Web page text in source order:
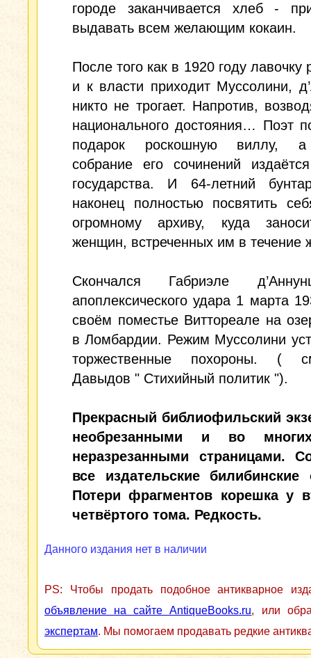
городе заканчивается хлеб -
выдавать всем желающим кокаин.
После того как в 1920 году лавочку
и к власти приходит Муссолини,
никто не трогает. Напротив,
национального достояния… Поэт
подарок роскошную виллу,
собрание его сочинений
государства. И 64-летний
наконец полностью посвятить
огромному архиву, куда
женщин, встреченных им в течение
Скончался Габриэле
апоплексического удара 1 марта
своём поместье Виттореале на
в Ломбардии. Режим Муссолини
торжественные похороны. (
Давыдов " Стихийный политик ").
Прекрасный библиофильский
необрезанными и во
неразрезанными страницами.
все издательские билибинские
Потери фрагментов корешка у
четвёртого тома. Редкость.
Данного издания нет в наличии
PS: Чтобы продать подобное антикварное
объявление на сайте AntiqueBooks.ru, или
экспертам. Мы помогаем продавать редкие